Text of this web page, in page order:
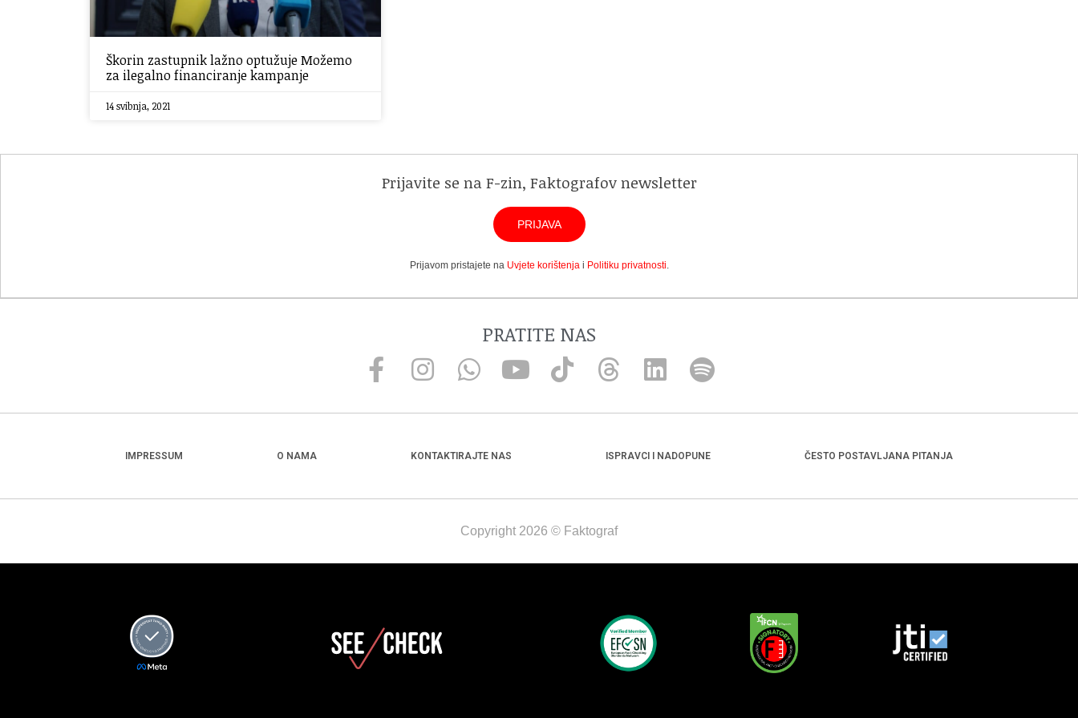
Škorin zastupnik lažno optužuje Možemo
za ilegalno financiranje kampanje
14 svibnja, 2021
Prijavite se na F-zin, Faktografov newsletter
PRIJAVA
Prijavom pristajete na Uvjete korištenjai Politiku privatnosti.
PRATITE NAS
IMPRESSUM O NAMA KONTAKTIRAJTE NAS ISPRAVCI I NADOPUNE ČESTO POSTAVLJANA PITANJA
Copyright 2026 © Faktograf